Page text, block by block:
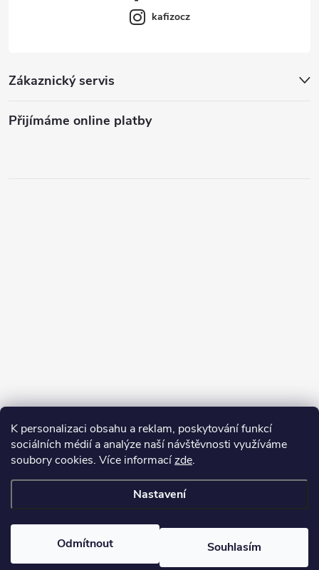
K personalizaci obsahu a reklam, poskytování funkcí
sociálních médií a analýze naší návštěvnosti využíváme
soubory cookies. Více informacízde.
Nastavení
Odmítnout Souhlasím
Zákaznický servis
Přijímáme online platby
kafizocz
cookies